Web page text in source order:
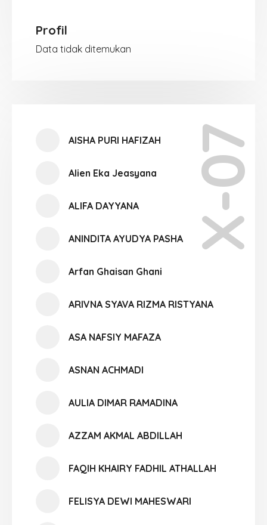
Profil
Data tidak ditemukan
X-07
AISHA PURI HAFIZAH
Alien Eka Jeasyana
ALIFA DAYYANA
ANINDITA AYUDYA PASHA
Arfan Ghaisan Ghani
ARIVNA SYAVA RIZMA RISTYANA
ASA NAFSIY MAFAZA
ASNAN ACHMADI
AULIA DIMAR RAMADINA
AZZAM AKMAL ABDILLAH
FAQIH KHAIRY FADHIL ATHALLAH
FELISYA DEWI MAHESWARI